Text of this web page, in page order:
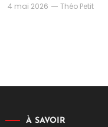
4 mai 2026 Théo Petit
À SAVOIR